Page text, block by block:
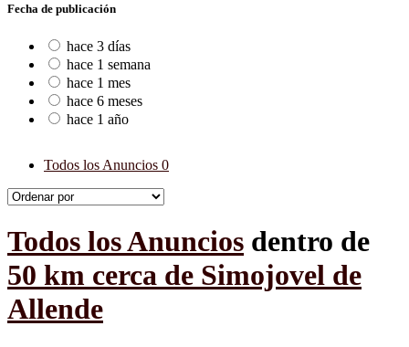
Fecha de publicación
hace 3 días
hace 1 semana
hace 1 mes
hace 6 meses
hace 1 año
Todos los Anuncios 0
Todos los Anuncios dentro de
50 km cerca de Simojovel de
Allende